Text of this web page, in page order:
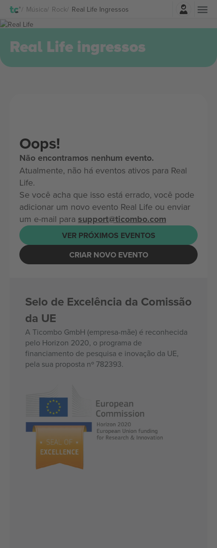
Música Rock Real Life IngressosEntrar
Real Life ingressos
Oops!
Não encontramos nenhum evento.
Atualmente, não há eventos ativos para Real
Life.
Se você acha que isso está errado, você pode
adicionar um novo evento Real Life ou enviar
um e-mail para support@ticombo.com
VER PRÓXIMOS EVENTOS
CRIAR NOVO EVENTO
Selo de Excelência da Comissão
da UE
A Ticombo GmbH (empresa-mãe) é reconhecida
pelo Horizon 2020, o programa de
financiamento de pesquisa e inovação da UE,
pela sua proposta nº 782393.